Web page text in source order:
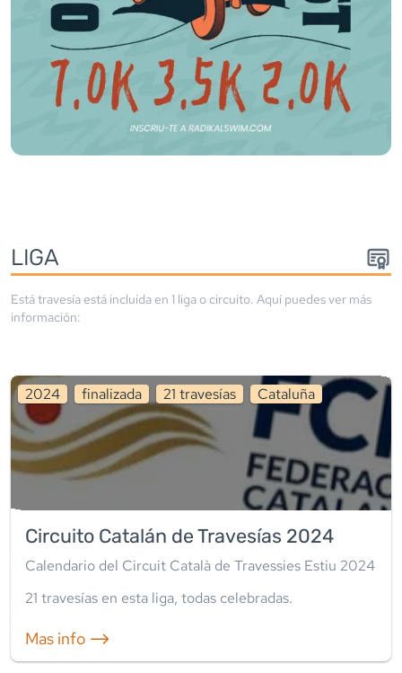
LIGA
Está travesía está incluida en 1 liga o circuito. Aquí puedes ver más
información:
2024 finalizada 21 travesías Cataluña
Circuito Catalán de Travesías 2024
Calendario del Circuit Català de Travessies Estiu 2024
21 travesías en esta liga, todas celebradas.
Mas info ⟶